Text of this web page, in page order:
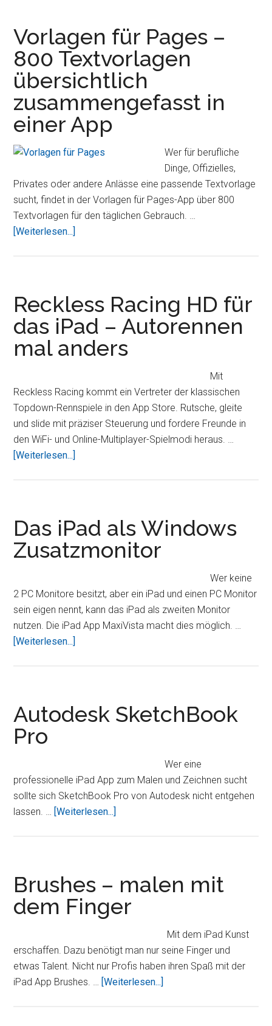
iPad
1
&
2
mit
Gyroskop-
Unterstützung
und
Antialiasing
Vorlagen für Pages –
800 Textvorlagen
übersichtlich
zusammengefasst in
einer App
Wer für berufliche
Dinge, Offizielles,
Privates oder andere Anlässe eine passende Textvorlage
sucht, findet in der Vorlagen für Pages-App über 800
Textvorlagen für den täglichen Gebrauch. …
[Weiterlesen...]
Textvorlagen
übersichtlich
zusammengefasst
in
App
Reckless Racing HD für
das iPad – Autorennen
mal anders
Mit
Reckless Racing kommt ein Vertreter der klassischen
Topdown-Rennspiele in den App Store. Rutsche, gleite
und slide mit präziser Steuerung und fordere Freunde in
den WiFi- und Online-Multiplayer-Spielmodi heraus. …
[Weiterlesen...]
iPad
–
anders
Das iPad als Windows
Zusatzmonitor
Wer keine
2 PC Monitore besitzt, aber ein iPad und einen PC Monitor
sein eigen nennt, kann das iPad als zweiten Monitor
nutzen. Die iPad App MaxiVista macht dies möglich. …
[Weiterlesen...]
Zusatzmonitor
Autodesk SketchBook
Pro
Wer eine
professionelle iPad App zum Malen und Zeichnen sucht
sollte sich SketchBook Pro von Autodesk nicht entgehen
lassen. … [Weiterlesen...]
Brushes – malen mit
dem Finger
Mit dem iPad Kunst
erschaffen. Dazu benötigt man nur seine Finger und
etwas Talent. Nicht nur Profis haben ihren Spaß mit der
iPad App Brushes. … [Weiterlesen...]